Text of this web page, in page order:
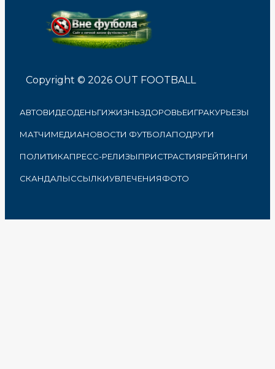
Copyright © 2026 OUT FOOTBALL
АВТОВИДЕОДЕНЬГИЖИЗНЬЗДОРОВЬЕИГРАКУРЬЕЗЫ
МАТЧИМЕДИАНОВОСТИ ФУТБОЛАПОДРУГИ
ПОЛИТИКАПРЕСС-РЕЛИЗЫПРИСТРАСТИЯРЕЙТИНГИ
СКАНДАЛЫССЫЛКИУВЛЕЧЕНИЯФОТО